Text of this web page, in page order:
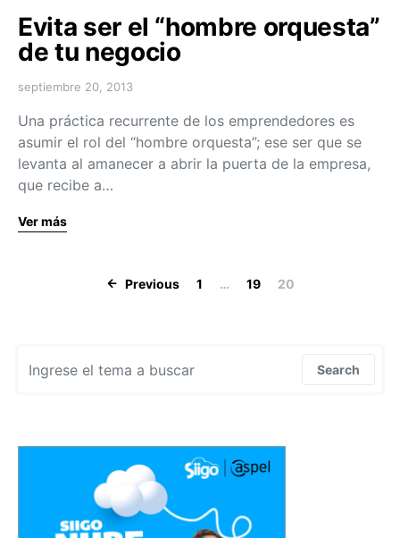
Evita ser el “hombre orquesta”
de tu negocio
septiembre 20, 2013
Una práctica recurrente de los emprendedores es
asumir el rol del “hombre orquesta”; ese ser que se
levanta al amanecer a abrir la puerta de la empresa,
que recibe a…
Ver más
Navegación
Previous 1 … 19 20
Search